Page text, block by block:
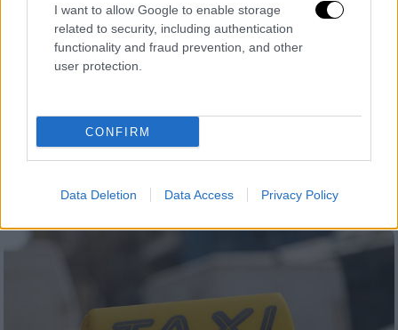
I want to allow Google to enable storage
related to security, including authentication
functionality and fraud prevention, and other
user protection.
CONFIRM
Data Deletion Data Access Privacy Policy
Τραβάει... χειρόφρενο η ηλεκτροκίνηση
στα ταξί: Επενδύσεις και leasing από τη
ZAP ενόψει νέας επιδότησης για
Η ZAP Taxi Club φιλοδοξεί να αλλάξει τους
όρους του παιχνιδιού, δρομολογώντας
επενδύσεις που θα φτάσουν έως και τα 10
εκατ. ευρώ τα επόμενα χρόνια